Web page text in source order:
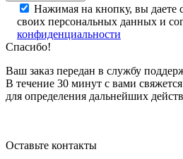
Нажимая на кнопку, вы даете
своих персональных данных и
конфиденциальности
Спасибо!
Ваш заказ передан в службу
В течение 30 минут с вами
для определения дальнейших
Оставьте контакты